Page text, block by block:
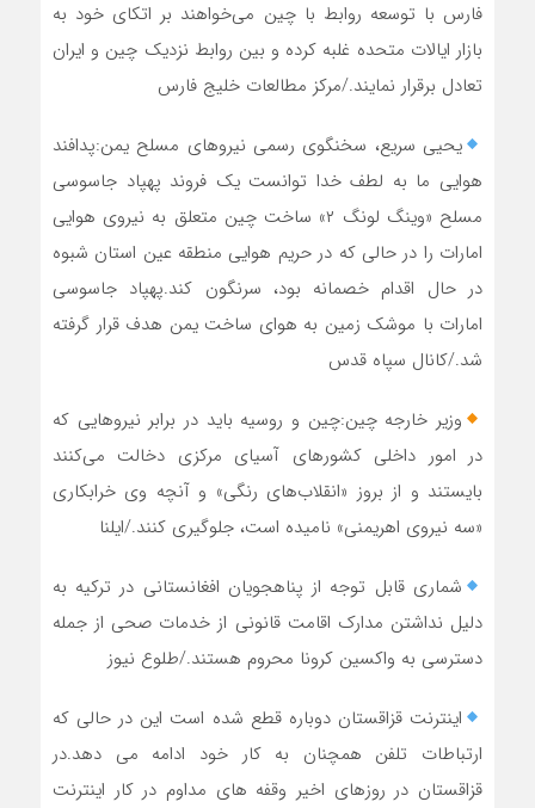
فارس با توسعه روابط با چین می‌خواهند بر اتکای خود به
بازار ایالات متحده غلبه کرده و بین روابط نزدیک چین و ایران
تعادل برقرار نمایند./مرکز مطالعات خلیج فارس
یحیی سریع، سخنگوی رسمی نیرو‌های مسلح یمن:پدافند
هوایی ما به لطف خدا توانست یک فروند پهپاد جاسوسی
مسلح «وینگ لونگ ۲» ساخت چین متعلق به نیروی هوایی
امارات را در حالی که در حریم هوایی منطقه عین استان شبوه
در حال اقدام خصمانه بود، سرنگون کند.پهپاد جاسوسی
امارات با موشک زمین به هوای ساخت یمن هدف قرار گرفته
شد./کانال سپاه قدس
وزیر خارجه چین:چین و روسیه باید در برابر نیروهایی که
در امور داخلی کشورهای آسیای مرکزی دخالت می‌کنند
بایستند و از بروز «انقلاب‌های رنگی» و آنچه وی خرابکاری
«سه نیروی اهریمنی» نامیده است، جلوگیری کنند./ایلنا
شماری قابل توجه از پناهجویان افغانستانی در ترکیه به
دلیل نداشتن مدارک اقامت قانونی از خدمات صحی از جمله
دسترسی به واکسین کرونا محروم هستند./طلوع نیوز
اینترنت قزاقستان دوباره قطع شده است این در حالی که
ارتباطات تلفن همچنان به کار خود ادامه می دهد.در
قزاقستان در روزهای اخیر وقفه های مداوم در کار اینترنت